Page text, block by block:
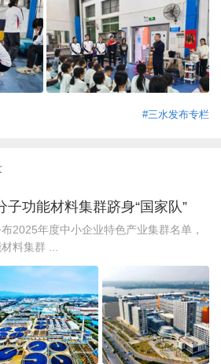
#三水发布专栏
功能材料集群跻身“国家队”
2025年度中小企业特色产业集群名单，
料集群 ...